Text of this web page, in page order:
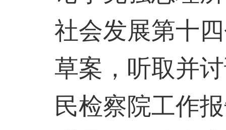
社会发展第十
草案，听取并
民检察院工作